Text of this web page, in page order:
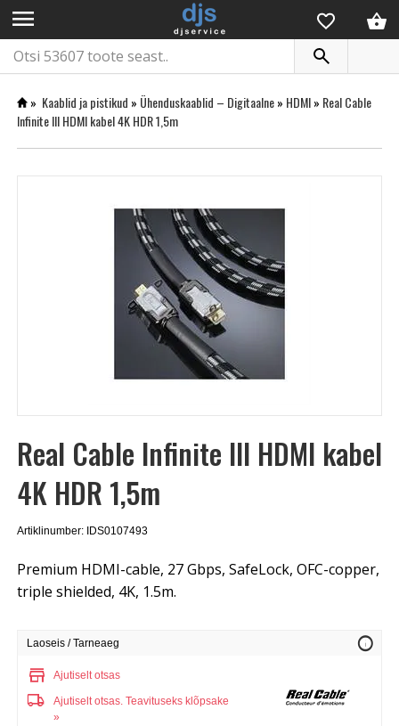
menu
» Kaablid ja pistikud » Ühenduskaablid – Digitaalne» HDMI» Real Cable
Infinite III HDMI kabel 4K HDR 1,5m
Real Cable Infinite III HDMI kabel
4K HDR 1,5m
Artiklinumber: IDS0107493
Premium HDMI-cable, 27 Gbps, SafeLock, OFC-copper,
triple shielded, 4K, 1.5m.
Laoseis / Tarneaeg info
store Ajutiselt otsas
local_shipping Ajutiselt otsas. Teavituseks klõpsake
»